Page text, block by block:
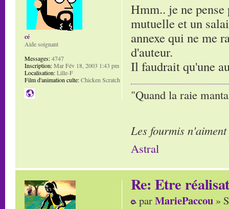
Hmm.. je ne
mutuelle et un
annexe qui ne me
d'auteur.
Il faudrait qu'une
"Quand la raie
Les fourmis
Astral
cé
Aide soignant
Messages:4747
Inscription:Mar Fév 18, 2003 1:43 pm
Localisation:Lille-F
Film d'animation culte:Chicken Scratch
Re: Etre
parMariePaccou »